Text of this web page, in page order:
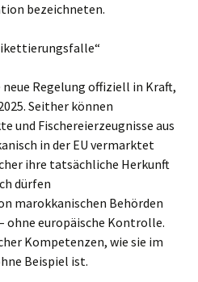
bezeichneten.
Regelung offiziell in Kraft,
Seither können
und Fischereierzeugnisse aus
in der EU vermarktet
ihre tatsächliche Herkunft
dürfen
marokkanischen Behörden
ohne europäische Kontrolle.
Kompetenzen, wie sie im
Beispiel ist.